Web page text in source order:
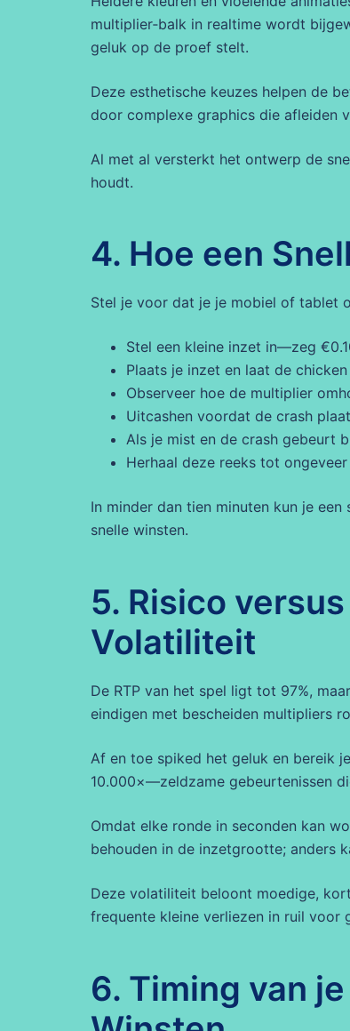
multiplier‑balk in realtime wordt
geluk op de proef stelt.
Deze esthetische keuzes helpen de
door complexe graphics die afleiden
Al met al versterkt het ontwerp de
houdt.
4. Hoe een
Stel je voor dat je je mobiel of tablet
Stel een kleine inzet in—zeg
Plaats je inzet en laat de
Observeer hoe de multiplier
Uitcashen voordat de crash
Als je mist en de crash gebeurt
Herhaal deze reeks tot
In minder dan tien minuten kun je
snelle winsten.
5. Risico
Volatiliteit
De RTP van het spel ligt tot 97%,
eindigen met bescheiden multipliers
Af en toe spiked het geluk en bereik
10.000×—zeldzame gebeurtenissen
Omdat elke ronde in seconden kan
behouden in de inzetgrootte; anders
Deze volatiliteit beloont moedige,
frequente kleine verliezen in ruil voor
6. Timing van